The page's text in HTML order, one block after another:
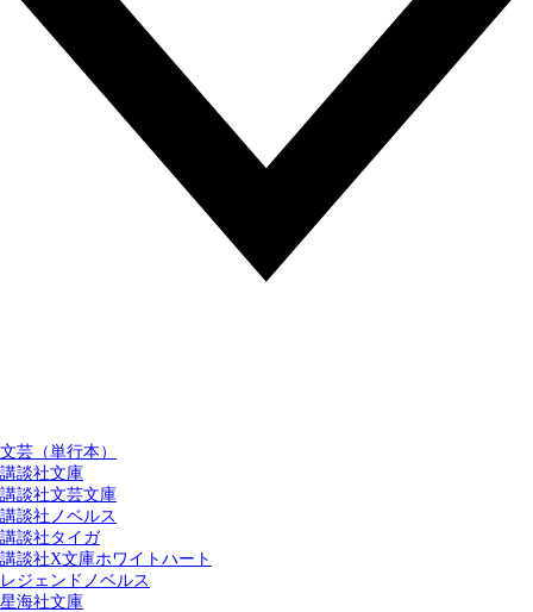
文芸（単行本）
講談社文庫
講談社文芸文庫
講談社ノベルス
講談社タイガ
講談社X文庫ホワイトハート
レジェンドノベルス
星海社文庫